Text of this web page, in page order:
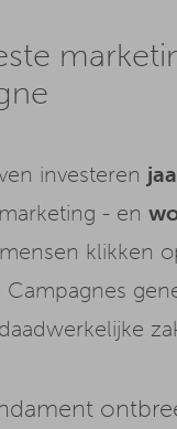
investeren
- en
klikken
Campagnes